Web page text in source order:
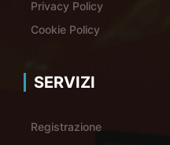
Privacy Policy
Cookie Policy
SERVIZI
Registrazione